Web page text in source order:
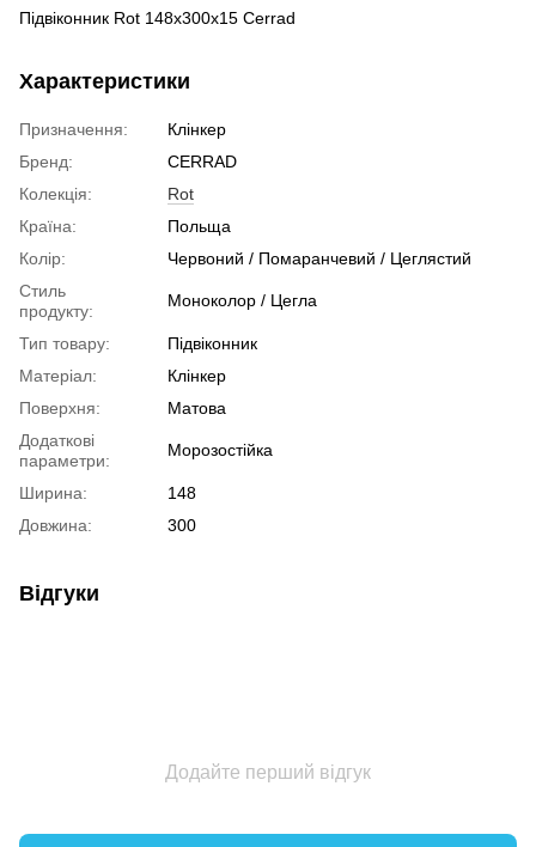
Підвіконник Rot 148x300x15 Cerrad
Характеристики
Призначення:
Клінкер
Бренд:
CERRAD
Колекція:
Rot
Країна:
Польща
Колір:
Червоний / Помаранчевий / Цеглястий
Стиль
продукту:
Моноколор / Цегла
Тип товару:
Підвіконник
Матеріал:
Клінкер
Поверхня:
Матова
Додаткові
параметри:
Морозостійка
Ширина:
148
Довжина:
300
Відгуки
Додайте перший відгук